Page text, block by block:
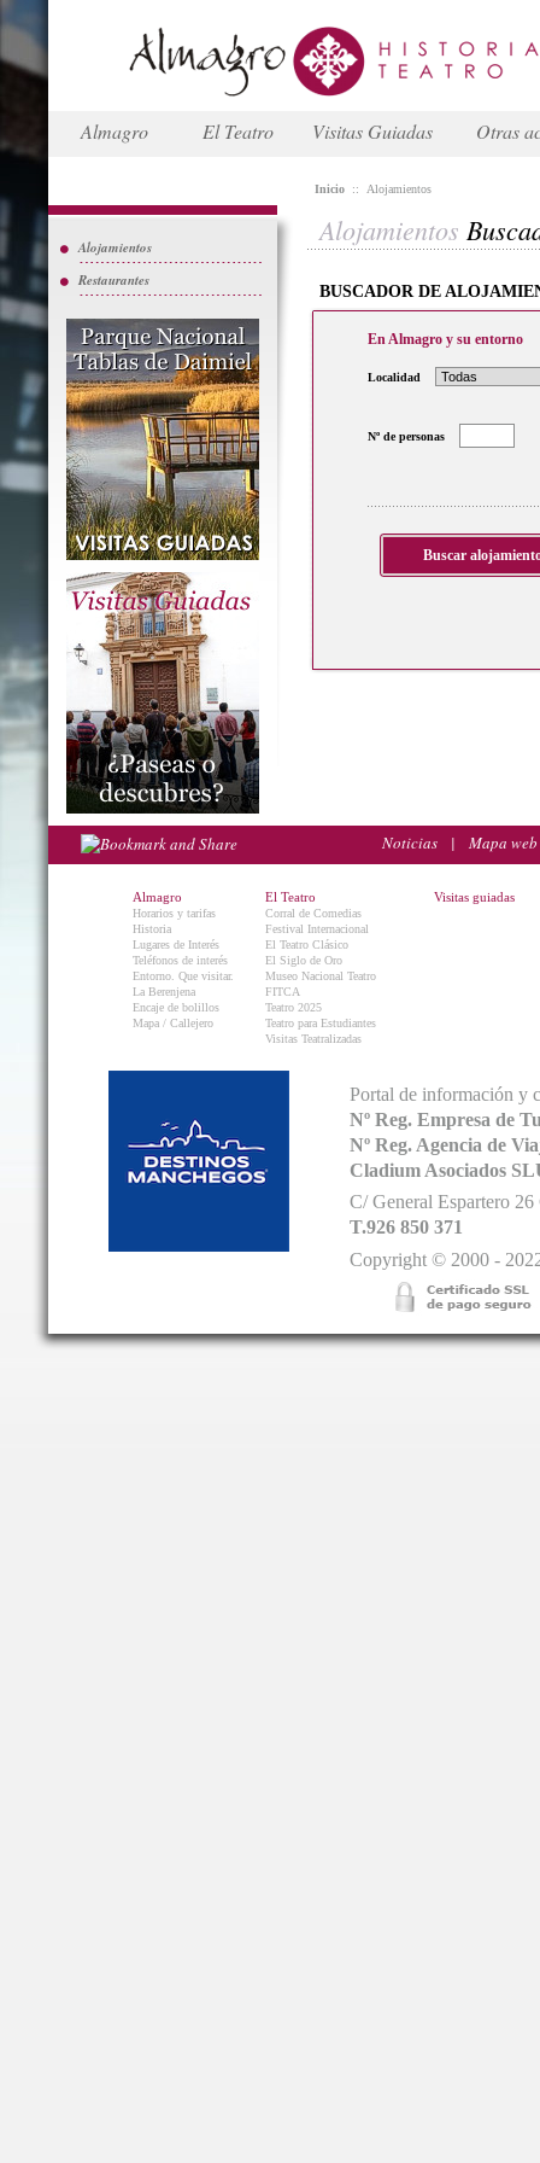
Almagro El Teatro Visitas Guiadas Otras
Alojamientos
Restaurantes
Inicio :: Alojamientos
Alojamientos
BUSCADOR DE
En Almagro y su entorno
Localidad
Nº de personas
Noticias | Mapa web
Almagro
Horarios y tarifas
Historia
Lugares de Interés
Teléfonos de interés
Entorno. Que visitar.
La Berenjena
Encaje de bolillos
Mapa / Callejero
El Teatro
Corral de Comedias
Festival Internacional
El Teatro Clásico
El Siglo de Oro
Museo Nacional Teatro
FITCA
Teatro 2025
Teatro para Estudiantes
Visitas Teatralizadas
Visitas guiadas
Portal de información y
Nº Reg. Empresa de
Nº Reg. Agencia de
Cladium Asociados
C/ General Espartero
T.926 850 371
Copyright © 2000 -